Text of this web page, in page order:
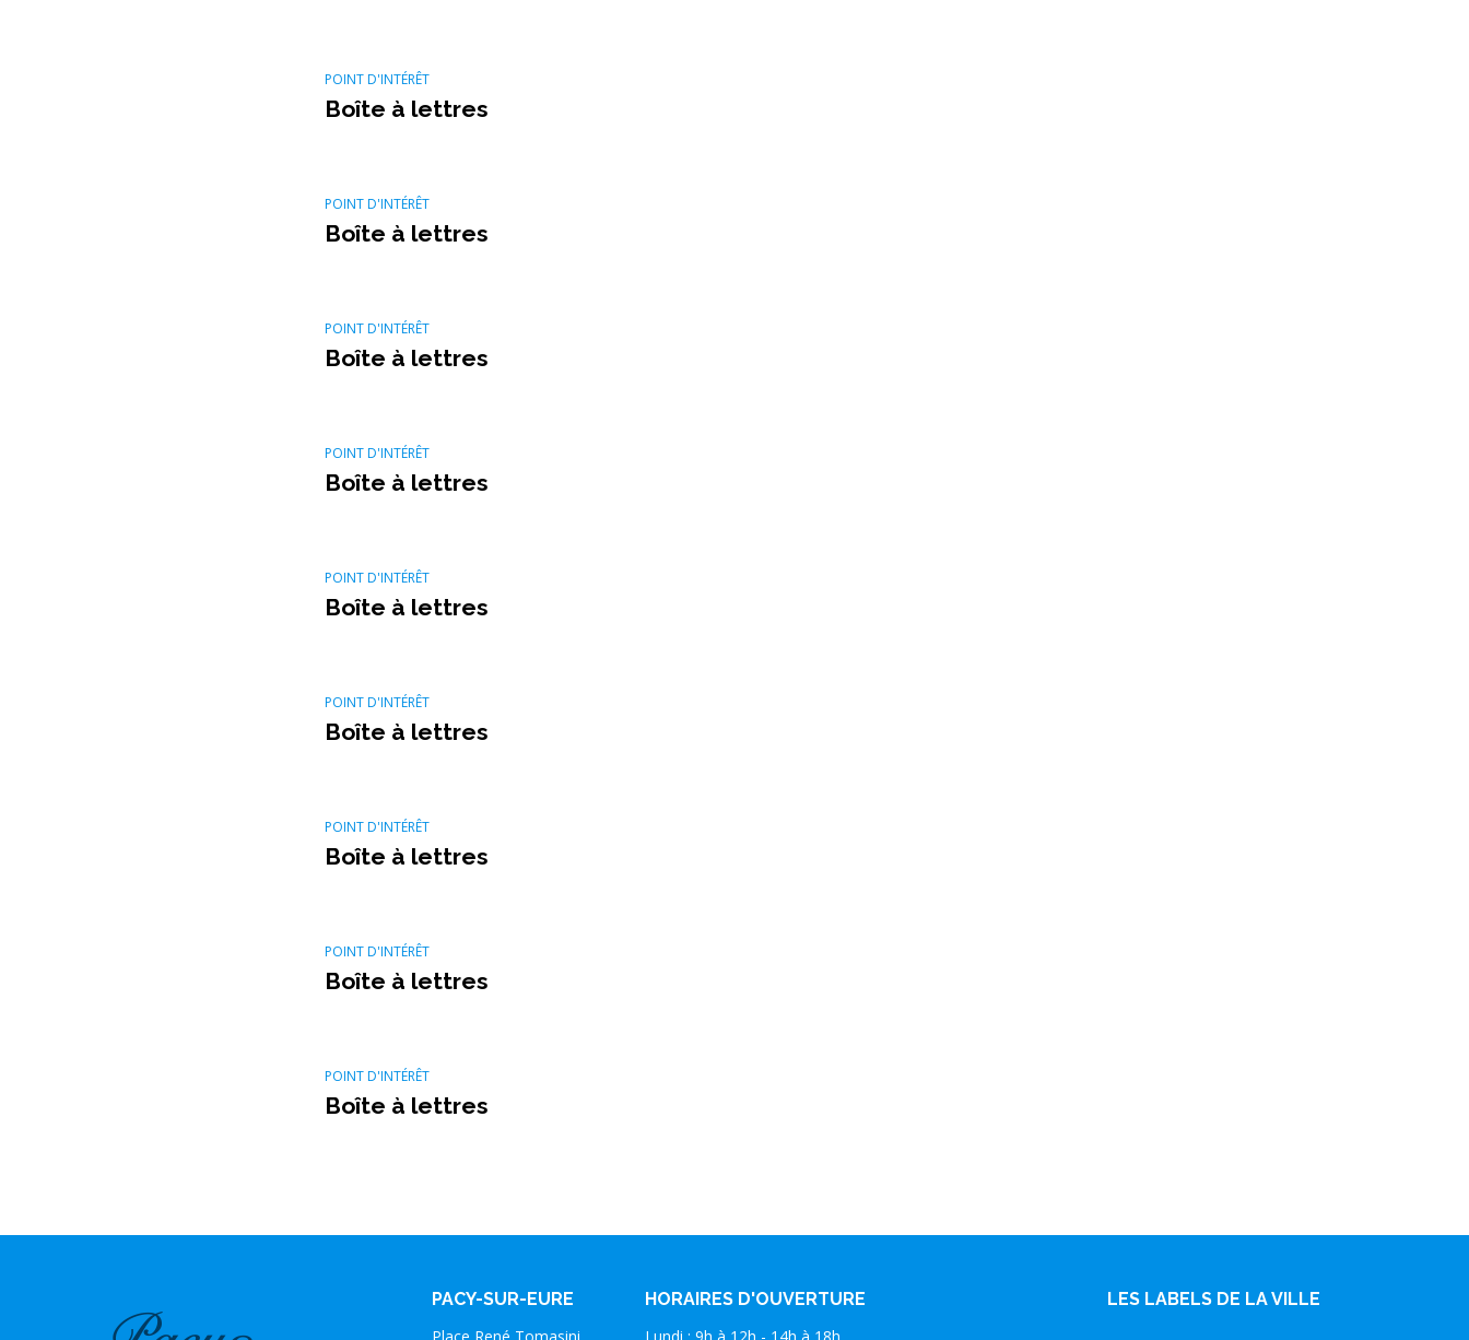
POINT D'INTÉRÊT
Boîte à lettres
POINT D'INTÉRÊT
Boîte à lettres
POINT D'INTÉRÊT
Boîte à lettres
POINT D'INTÉRÊT
Boîte à lettres
POINT D'INTÉRÊT
Boîte à lettres
POINT D'INTÉRÊT
Boîte à lettres
POINT D'INTÉRÊT
Boîte à lettres
POINT D'INTÉRÊT
Boîte à lettres
POINT D'INTÉRÊT
Boîte à lettres
PACY-SUR-EURE
HORAIRES D'OUVERTURE
LES LABELS DE LA VILLE